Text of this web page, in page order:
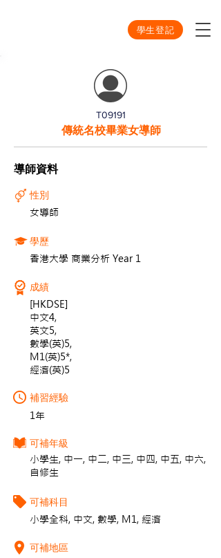
學生登記
T09191
傳統名校畢業女導師
導師資料
性別
女導師
學歷
香港大學 商業分析 Year 1
成績
[HKDSE]
中文4,
英文5,
數學(英)5,
M1(英)5*,
經濟(英)5
補習經驗
1年
可補年級
小學生, 中一, 中二, 中三, 中四, 中五, 中六,
自修生
可補科目
小學全科, 中文, 數學, M1, 經濟
可補地區